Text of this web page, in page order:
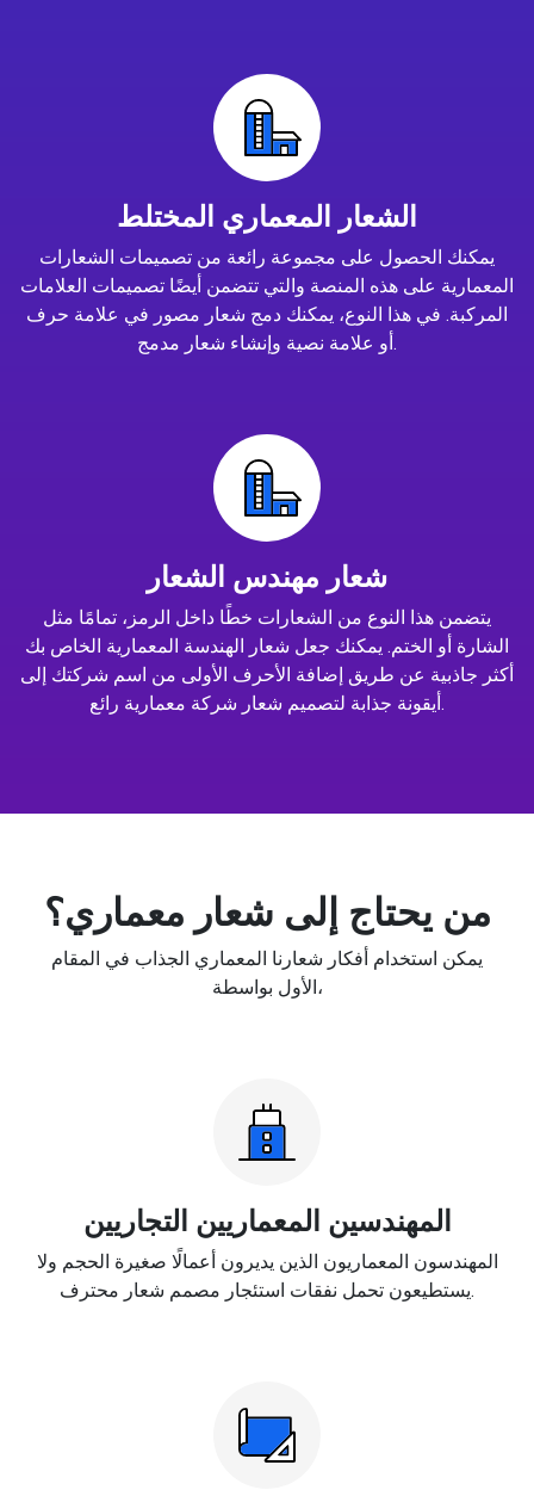
الشعار المعماري المختلط
يمكنك الحصول على مجموعة رائعة من تصميمات الشعارات
المعمارية على هذه المنصة والتي تتضمن أيضًا تصميمات العلامات
المركبة. في هذا النوع، يمكنك دمج شعار مصور في علامة حرف
أو علامة نصية وإنشاء شعار مدمج.
شعار مهندس الشعار
يتضمن هذا النوع من الشعارات خطًا داخل الرمز، تمامًا مثل
الشارة أو الختم. يمكنك جعل شعار الهندسة المعمارية الخاص بك
أكثر جاذبية عن طريق إضافة الأحرف الأولى من اسم شركتك إلى
أيقونة جذابة لتصميم شعار شركة معمارية رائع.
من يحتاج إلى شعار معماري؟
يمكن استخدام أفكار شعارنا المعماري الجذاب في المقام
الأول بواسطة،
المهندسين المعماريين التجاريين
المهندسون المعماريون الذين يديرون أعمالًا صغيرة الحجم ولا
يستطيعون تحمل نفقات استئجار مصمم شعار محترف.